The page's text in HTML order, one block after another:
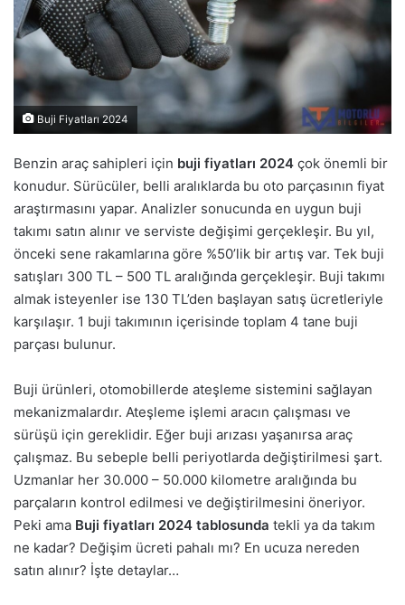
Buji Fiyatları 2024
Benzin araç sahipleri için buji fiyatları 2024 çok önemli bir
konudur. Sürücüler, belli aralıklarda bu oto parçasının fiyat
araştırmasını yapar. Analizler sonucunda en uygun buji
takımı satın alınır ve serviste değişimi gerçekleşir. Bu yıl,
önceki sene rakamlarına göre %50’lik bir artış var. Tek buji
satışları 300 TL – 500 TL aralığında gerçekleşir. Buji takımı
almak isteyenler ise 130 TL’den başlayan satış ücretleriyle
karşılaşır. 1 buji takımının içerisinde toplam 4 tane buji
parçası bulunur.
Buji ürünleri, otomobillerde ateşleme sistemini sağlayan
mekanizmalardır. Ateşleme işlemi aracın çalışması ve
sürüşü için gereklidir. Eğer buji arızası yaşanırsa araç
çalışmaz. Bu sebeple belli periyotlarda değiştirilmesi şart.
Uzmanlar her 30.000 – 50.000 kilometre aralığında bu
parçaların kontrol edilmesi ve değiştirilmesini öneriyor.
Peki ama Buji fiyatları 2024 tablosunda tekli ya da takım
ne kadar? Değişim ücreti pahalı mı? En ucuza nereden
satın alınır? İşte detaylar…